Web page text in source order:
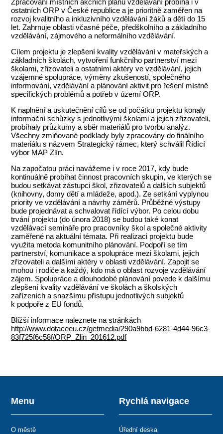
ostatních ORP v České republice a je prioritně zaměřen na
rozvoj kvalitního a inkluzivního vzdělávání žáků a dětí do 15
let. Zahrnuje oblasti včasné péče, předškolního a základního
vzdělávání, zájmového a neformálního vzdělávání.
Cílem projektu je zlepšení kvality vzdělávání v mateřských a
základních školách, vytvoření funkčního partnerství mezi
školami, zřizovateli a ostatními aktéry ve vzdělávání, jejich
vzájemné spolupráce, výměny zkušeností, společného
informování, vzdělávání a plánování aktivit pro řešení místně
specifických problémů a potřeb v území ORP.
K naplnění a uskutečnění cílů se od počátku projektu konaly
informační schůzky s jednotlivými školami a jejich zřizovateli,
probíhaly průzkumy a sběr materiálů pro tvorbu analýz.
Všechny zmiňované podklady byly zpracovány do finálního
materiálu s názvem Strategický rámec, který schválil Řídící
výbor MAP Zlín.
Na započatou práci navážeme i v roce 2017, kdy bude
kontinuálně probíhat činnost pracovních skupin, ve kterých se
budou setkávat zástupci škol, zřizovatelů a dalších subjektů
(knihovny, domy dětí a mládeže, apod.). Ze setkání vyplynou
priority ve vzdělávání a návrhy záměrů. Průběžné výstupy
bude projednávat a schvalovat řídící výbor. Po celou dobu
trvání projektu (do února 2018) se budou také konat
vzdělávací semináře pro pracovníky škol a společné aktivity
zaměřené na aktuální témata. Při realizaci projektu bude
využita metoda komunitního plánování. Podpoří se tím
partnerství, komunikace a spolupráce mezi školami, jejich
zřizovateli a dalšími aktéry v oblasti vzdělávání. Zapojit se
mohou i rodiče a každý, kdo má o oblast rozvoje vzdělávání
zájem. Spolupráce a dlouhodobé plánování povede k dalšímu
zlepšení kvality vzdělávání ve školách a školských
zařízeních a snazšímu přístupu jednotlivých subjektů
k podpoře z EU fondů.
Bližší informace naleznete na stránkách
http://www.dotaceeu.cz/getmedia/290a9bbd-6281-4d44-96c3-
83f725f6c58f/ORP_Zlin_201612.pdf
Menu
O městě
Rychlá navigace
Úřední deska